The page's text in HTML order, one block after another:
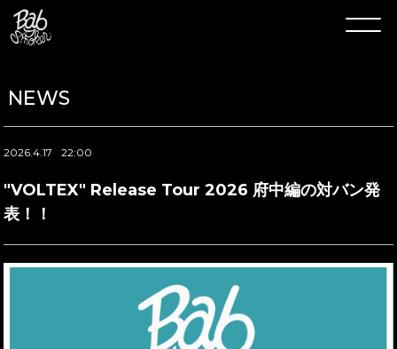
NEWS
2026.4.17 22:00
"VOLTEX" Release Tour 2026 府中編の対バン発
表！！